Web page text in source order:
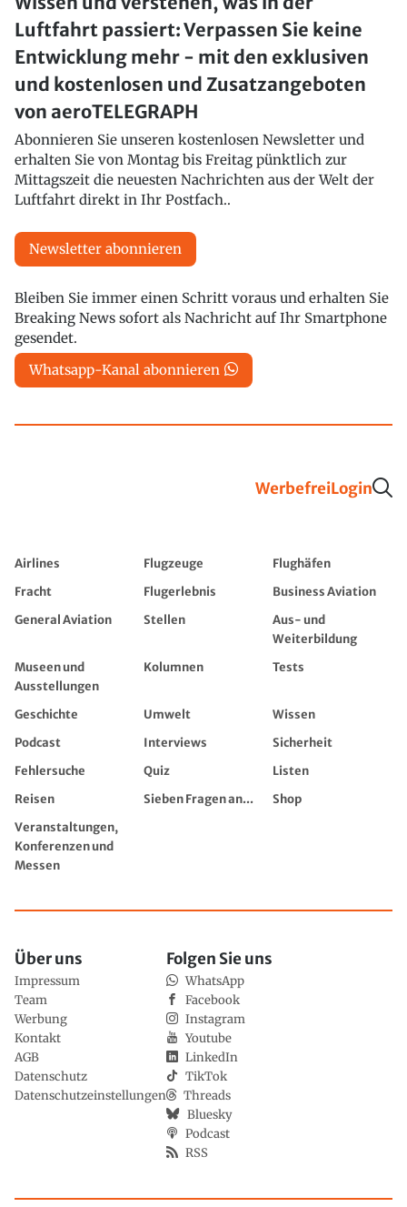
Luftfahrt passiert: Verpassen Sie keine
Entwicklung mehr - mit den exklusiven
und kostenlosen und Zusatzangeboten
von aeroTELEGRAPH
Abonnieren Sie unseren kostenlosen Newsletter und
erhalten Sie von Montag bis Freitag pünktlich zur
Mittagszeit die neuesten Nachrichten aus der Welt der
Luftfahrt direkt in Ihr Postfach..
Newsletter abonnieren
Bleiben Sie immer einen Schritt voraus und erhalten Sie
Breaking News sofort als Nachricht auf Ihr Smartphone
gesendet.
Whatsapp-Kanal abonnieren
WerbefreiLogin
Airlines Flugzeuge
Flughäfen
Fracht
Flugerlebnis
Business Aviation
General Aviation
Stellen
Aus- und
Weiterbildung
Museen und
Ausstellungen
Kolumnen Tests
Geschichte Umwelt
Wissen
Podcast
Interviews
Sicherheit
Fehlersuche
Quiz
Listen
Reisen
Sieben Fragen an...
Shop
Veranstaltungen,
Konferenzen und
Messen
Über uns
Impressum
Team
Werbung
Kontakt
AGB
Datenschutz
Datenschutzeinstellungen
Folgen Sie uns
WhatsApp
Facebook
Instagram
Youtube
LinkedIn
TikTok
Threads
Bluesky
Podcast
RSS